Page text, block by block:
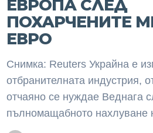
ЕВРОПА СЛЕД
ПОХАРЧЕНИТЕ
ЕВРО
Снимка: Reuters Украйна е
отбранителната индустрия,
отчаяно се нуждае Веднага
пълномащабното нахлуване